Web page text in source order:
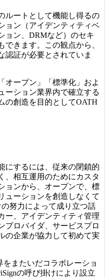
ルートとして機能し得るの
ョン（アイデンティティベ
ョン、DRMなど）のセキ
できます。この観点から、
認証が必要とされていま
ープン」「標準化」およ
ーション業界内で確立する
の創造を目的としてOATH
するには、従来の閉鎖的
、相互運用のためにカスタ
ョンから、オープンで、標
ューションを創造しなくて
努力によって成り立つ話
ー、アイデンティティ管理
プロバイダ、サービスプロ
の企業が協力して初めて実
またいだコラボレーショ
の呼び掛けにより設立